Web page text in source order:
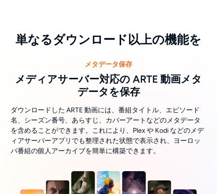
単なるダウンロード以上の機能を
メタデータ保存
メディアサーバー対応の ARTE 動画メタ
データを保存
ダウンロードした ARTE 動画には、番組タイトル、エピソード
名、シーズン番号、あらすじ、カバーアートなどのメタデータ
を含めることができます。これにより、Plex や Kodi などのメデ
ィアサーバーアプリでも整理された状態で表示され、ヨーロッ
パ番組の個人アーカイブを簡単に構築できます。